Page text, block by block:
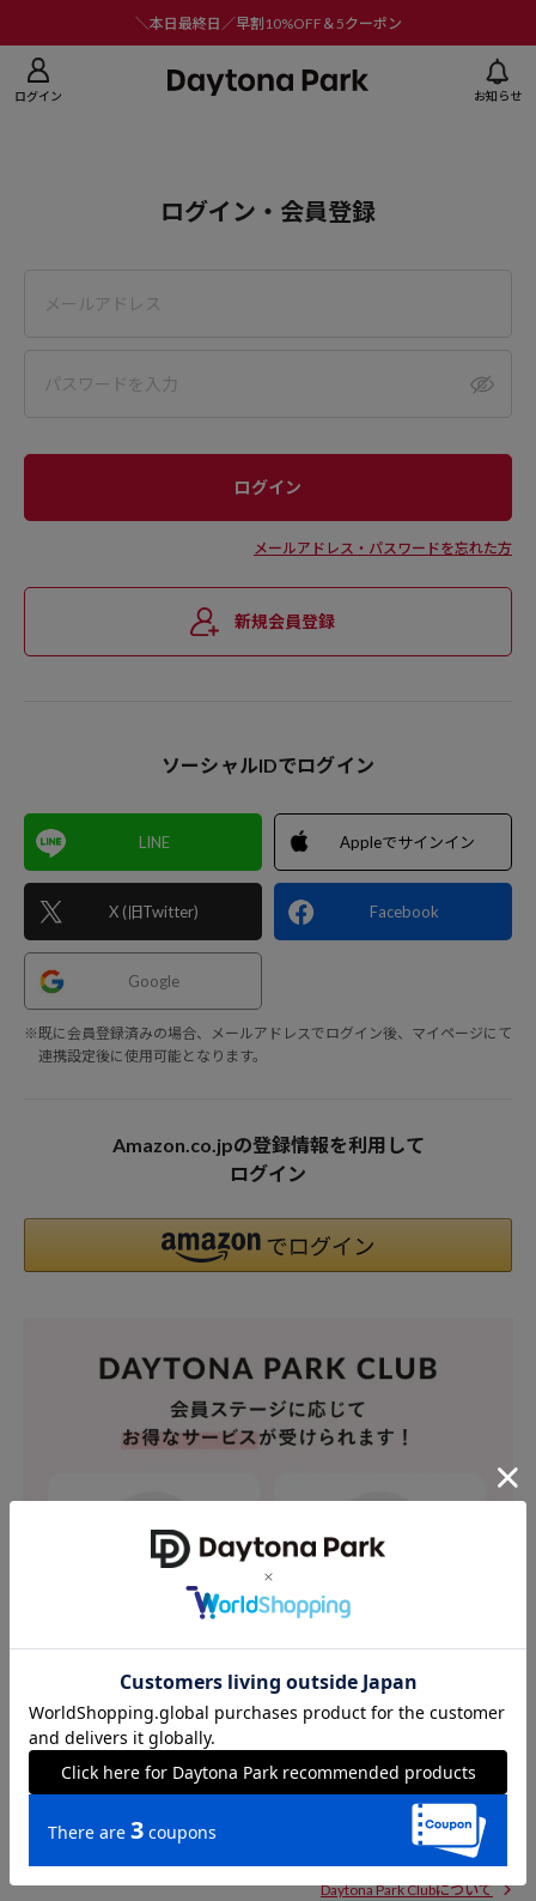
＼本日最終日／早割10%OFF＆5クーポン
ログイン お知らせ
ログイン・会員登録
メールアドレス・パスワードを忘れた方
新規会員登録
ソーシャルIDでログイン
LINE
X (旧Twitter)
Appleでサインイン
Facebook
Google
※既に会員登録済みの場合、メールアドレスでログイン後、マイページにて
連携設定後に使用可能となります。
Amazon.co.jpの登録情報を利用して
ログイン
Daytona Park Clubについて